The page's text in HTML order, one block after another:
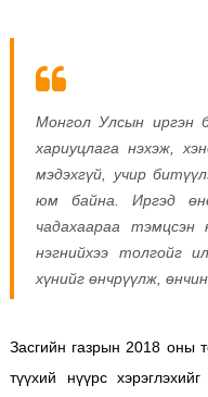
Монгол Улсын иргэн
хариуцлага нэхэж,
мэдэхгүй, учир
юм байна. Иргэд
чадахаараа тэмцсэн
нэгнийхээ толгойг
хүнийг өнчрүүлж,
Засгийн газрын 2018 оны
түүхий нүүрс